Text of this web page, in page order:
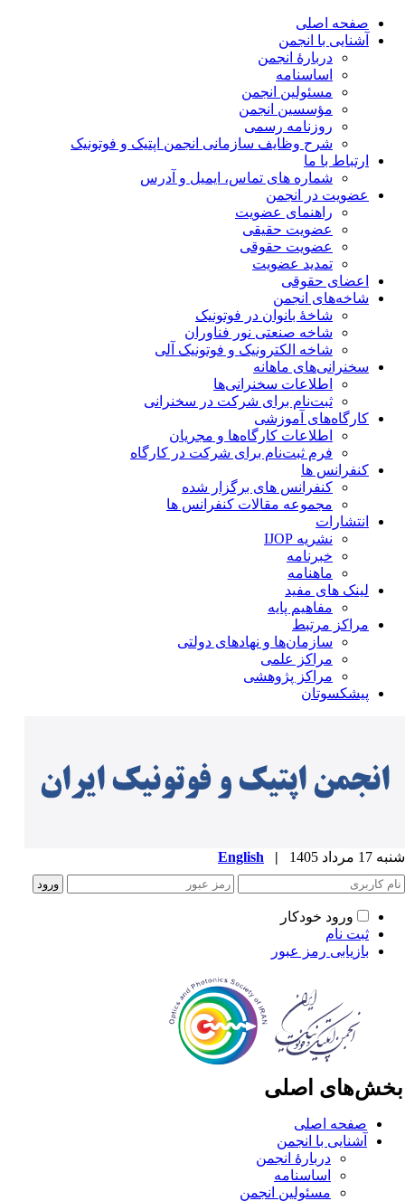
صفحه اصلی
آشنایی با انجمن
دربارۀ انجمن
اساسنامه
مسئولین انجمن
مؤسسین انجمن
روزنامه رسمی
شرح وظایف سازمانی انجمن اپتیک و فوتونیک
ارتباط با ما
شماره های تماس، ایمیل و آدرس
عضویت در انجمن
راهنمای عضویت
عضویت حقیقی
عضویت حقوقی
تمدید عضویت
اعضای حقوقی
شاخه‌های انجمن
شاخۀ بانوان در فوتونیک
شاخه صنعتی نور فناوران
شاخه‌ الکترونیک و فوتونیک آلی
سخنرانی‌های ماهانه
اطلاعات سخنرانی‌‌ها
ثبت‌نام برای شرکت در سخنرانی
کارگاه‌های آموزشی
اطلاعات کارگاه‌ها و مجریان
فرم ثبت‌نام برای شرکت در کارگاه
کنفرانس ها
کنفرانس های برگزار شده
مجموعه مقالات کنفرانس ها
انتشارات
نشریه IJOP
خبرنامه
ماهنامه
لینک های مفید
مفاهیم پایه
مراکز مرتبط
سازمان‌ها و نهادهای دولتی
مراکز علمی
مراکز پژوهشی
پیشکسوتان
مرداد 1405 |
English
ورود خودکار
ثبت نام
بازیابی رمز عبور
اصلی
صفحه اصلی
آشنایی با انجمن
دربارۀ انجمن
اساسنامه
مسئولین انجمن